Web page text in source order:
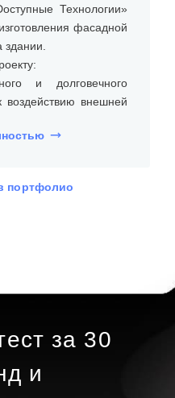
Технологии»
фасадной
здании.
и долговечного
воздействию внешней
дизайн;
фасадная
фрезерного станка
портфолио
за 30
и